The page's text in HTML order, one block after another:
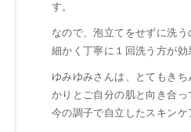
す。
なので、泡立てをせずに洗
細かく丁寧に１回洗う方が効
ゆみゆみさんは、とてもき
かりとご自分の肌と向き合っ
今の調子で自立したスキンケ